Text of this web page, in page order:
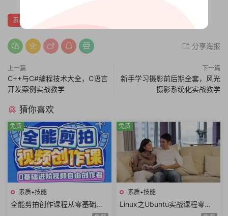
素质技能
分享海报
上一篇
C++与C#编程技术大全，C语言
开发案例实战教学
下一篇
新手学习摄影前后期全套，风光
摄影系统化实战教学
猜你喜欢
素质•技能
全能剪拍创作课程从零基础到
进阶视频拍摄视频剪辑视频自
免费
素质•技能
Linux之Ubuntu实战课程零基
础玩转嵌入式Linux工程师开发
免费